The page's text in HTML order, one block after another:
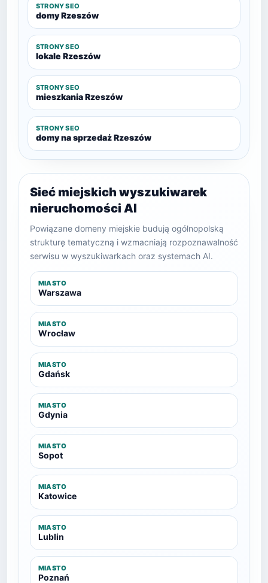
STRONY SEO
domy Rzeszów
STRONY SEO
lokale Rzeszów
STRONY SEO
mieszkania Rzeszów
STRONY SEO
domy na sprzedaż Rzeszów
Sieć miejskich wyszukiwarek
nieruchomości AI
Powiązane domeny miejskie budują ogólnopolską
strukturę tematyczną i wzmacniają rozpoznawalność
serwisu w wyszukiwarkach oraz systemach AI.
MIASTO
Warszawa
MIASTO
Wrocław
MIASTO
Gdańsk
MIASTO
Gdynia
MIASTO
Sopot
MIASTO
Katowice
MIASTO
Lublin
MIASTO
Poznań